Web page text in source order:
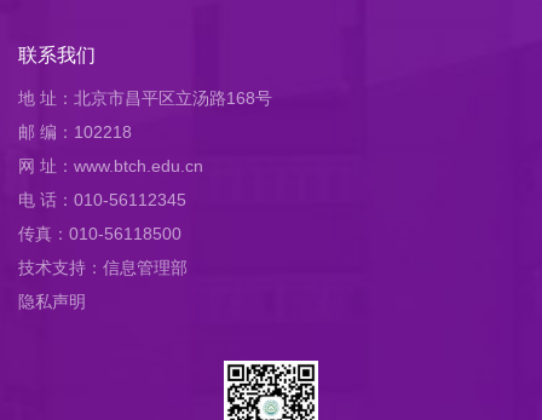
联系我们
地 址：北京市昌平区立汤路168号
邮 编：102218
网 址：www.btch.edu.cn
电 话：010-56112345
传真：010-56118500
技术支持：信息管理部
隐私声明